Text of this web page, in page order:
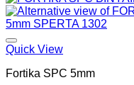
Quick View
Fortika SPC 5mm